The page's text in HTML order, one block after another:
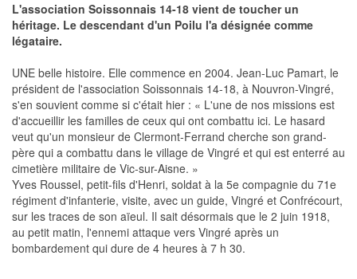
L'association Soissonnais 14-18 vient de toucher un
héritage. Le descendant d'un Poilu l'a désignée comme
légataire.
UNE belle histoire. Elle commence en 2004. Jean-Luc Pamart, le
président de l'association Soissonnais 14-18, à Nouvron-Vingré,
s'en souvient comme si c'était hier : « L'une de nos missions est
d'accueillir les familles de ceux qui ont combattu ici. Le hasard
veut qu'un monsieur de Clermont-Ferrand cherche son grand-
père qui a combattu dans le village de Vingré et qui est enterré au
cimetière militaire de Vic-sur-Aisne. »
Yves Roussel, petit-fils d'Henri, soldat à la 5e compagnie du 71e
régiment d'infanterie, visite, avec un guide, Vingré et Confrécourt,
sur les traces de son aïeul. Il sait désormais que le 2 juin 1918,
au petit matin, l'ennemi attaque vers Vingré après un
bombardement qui dure de 4 heures à 7 h 30.